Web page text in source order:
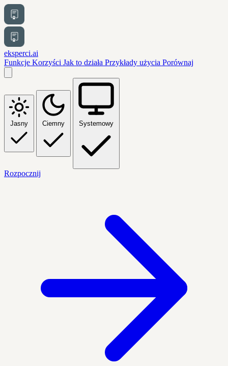
eksperci.ai
Funkcje Korzyści Jak to działa Przykłady użycia Porównaj
Jasny Ciemny Systemowy
Rozpocznij